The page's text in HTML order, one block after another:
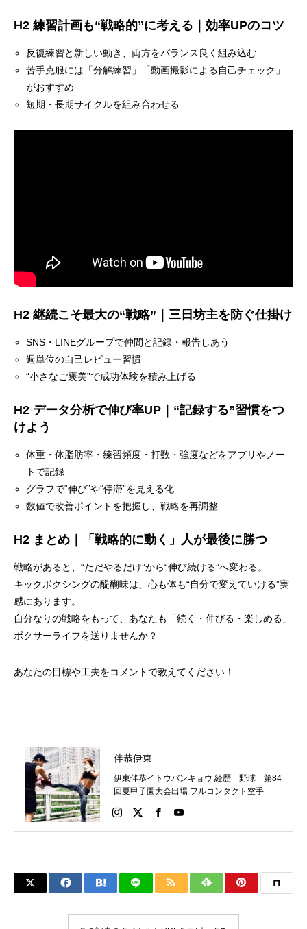
H2 練習計画も“戦略的”に考える｜効率UPのコツ
反復練習と新しい動き、両方をバランス良く組み込む
苦手克服には「分解練習」「動画撮影による自己チェック」
がおすすめ
短期・長期サイクルを組み合わせる
H2 継続こそ最大の“戦略”｜三日坊主を防ぐ仕掛け
SNS・LINEグループで仲間と記録・報告しあう
週単位の自己レビュー習慣
“小さなご褒美”で成功体験を積み上げる
H2 データ分析で伸び率UP｜“記録する”習慣をつ
けよう
体重・体脂肪率・練習頻度・打数・強度などをアプリやノー
トで記録
グラフで“伸び”や“停滞”を見える化
数値で改善ポイントを把握し、戦略を再調整
H2 まとめ｜「戦略的に動く」人が最後に勝つ
戦略があると、“ただやるだけ”から“伸び続ける”へ変わる。
キックボクシングの醍醐味は、心も体も“自分で変えていける”実
感にあります。
自分なりの戦略をもって、あなたも「続く・伸びる・楽しめる」
ボクサーライフを送りませんか？
あなたの目標や工夫をコメントで教えてください！
伴恭伊東
伊東伴恭イトウバンキョウ 経歴 野球 第84
回夏甲子園大会出場 フルコンタクト空手 日
パーライト級新人王 FOKウェルター級王者
WMCライト級日本王者 トレーニング依頼は